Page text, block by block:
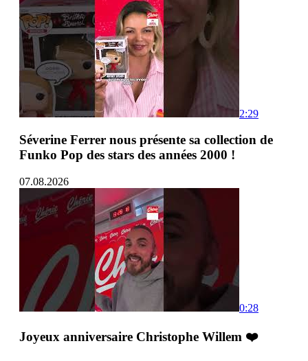
2:29
Séverine Ferrer nous présente sa collection de
Funko Pop des stars des années 2000 !
07.08.2026
0:28
Joyeux anniversaire Christophe Willem ❤️